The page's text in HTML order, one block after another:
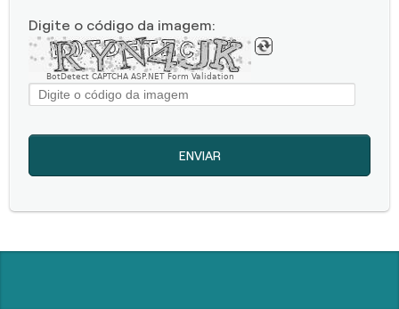
Digite o código da imagem:
BotDetect CAPTCHA ASP.NET Form Validation
ENVIAR